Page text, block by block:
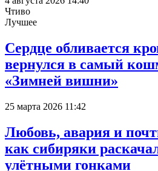
Чтиво
Лучшее
Сердце обливается
вернулся в самый
«Зимней вишни»
25 марта 2026 11:42
Любовь, авария и
как сибиряки
улётными гонками